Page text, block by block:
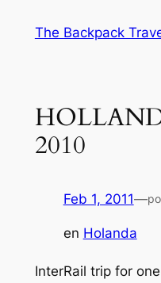
The Backpack
2010
Feb 1, 2011—
en Holanda
InterRail trip for